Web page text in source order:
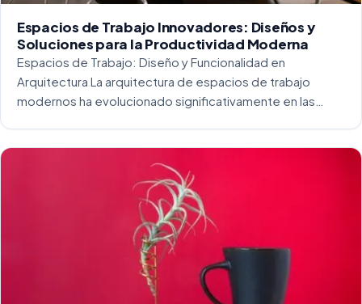
Espacios de Trabajo Innovadores: Diseños y
Soluciones para la Productividad Moderna
Espacios de Trabajo: Diseño y Funcionalidad en
Arquitectura La arquitectura de espacios de trabajo
modernos ha evolucionado significativamente en las